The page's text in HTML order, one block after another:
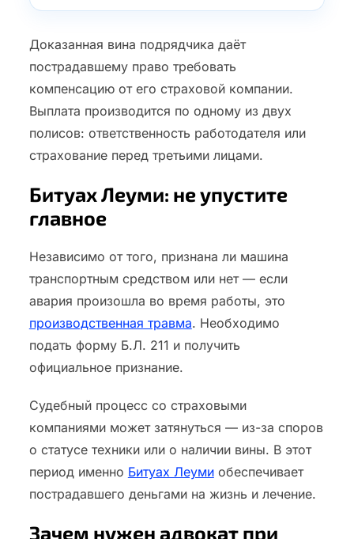
Доказанная вина подрядчика даёт
пострадавшему право требовать
компенсацию от его страховой компании.
Выплата производится по одному из двух
полисов: ответственность работодателя или
страхование перед третьими лицами.
Битуах Леуми: не упустите
главное
Независимо от того, признана ли машина
транспортным средством или нет — если
авария произошла во время работы, это
производственная травма. Необходимо
подать форму Б.Л. 211 и получить
официальное признание.
Судебный процесс со страховыми
компаниями может затянуться — из-за споров
о статусе техники или о наличии вины. В этот
период именно Битуах Леумиобеспечивает
пострадавшего деньгами на жизнь и лечение.
Зачем нужен адвокат при